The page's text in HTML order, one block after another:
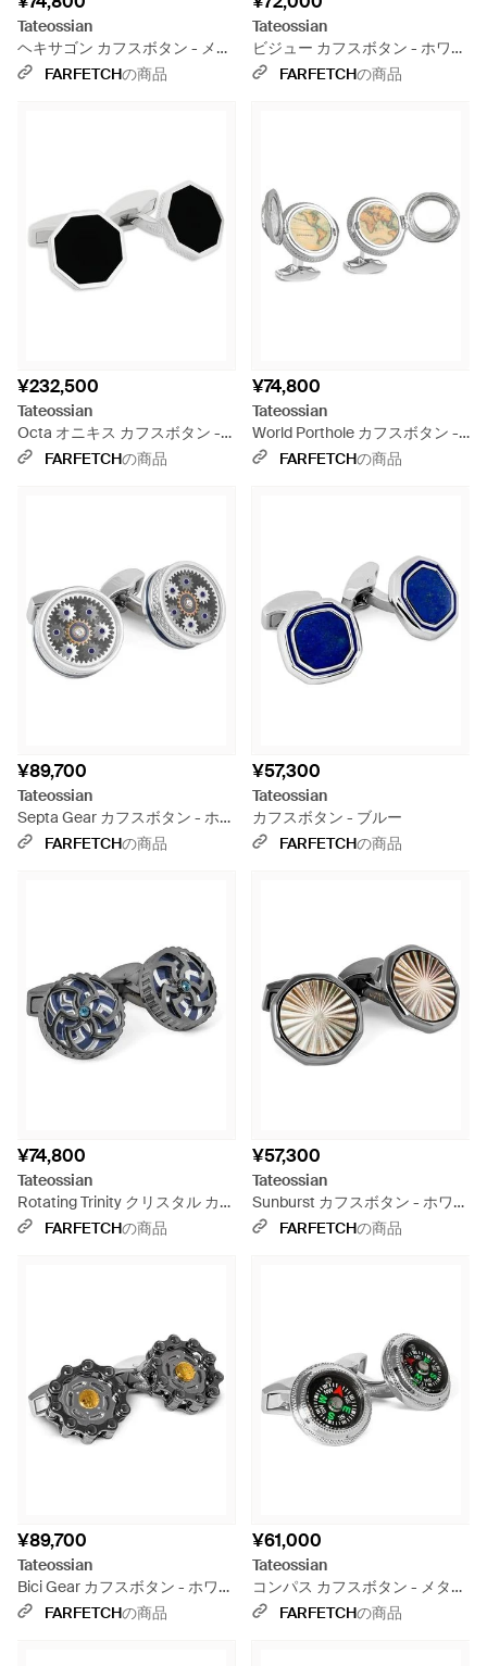
Tateossian
ヘキサゴン カフスボタン - メタ
リックFARFETCHの商品
Tateossian
ビジュー カフスボタン - ホワイ
ト
FARFETCHの商品
¥232,500
Tateossian
Octa オニキス カフスボタン -
ブラックFARFETCHの商品
¥74,800
Tateossian
World Porthole カフスボタン -
ホワイトFARFETCHの商品
¥89,700
Tateossian
Septa Gear カフスボタン - ホワ
イトFARFETCHの商品
¥57,300
Tateossian
カフスボタン - ブルー
FARFETCHの商品
¥74,800
Tateossian
Rotating Trinity クリスタル カフ
スボタン - グレー
FARFETCHの商品
¥57,300
Tateossian
Sunburst カフスボタン - ホワイ
ト
FARFETCHの商品
¥89,700
Tateossian
Bici Gear カフスボタン - ホワイ
ト
FARFETCHの商品
¥61,000
Tateossian
コンパス カフスボタン - メタリ
ックFARFETCHの商品